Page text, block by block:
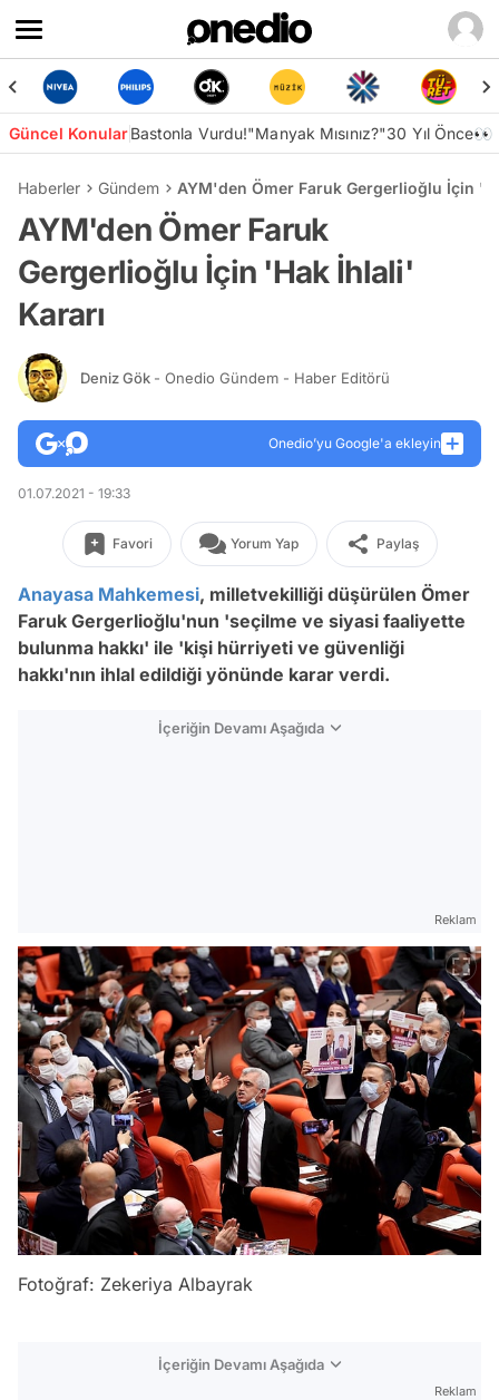
Güncel KonularBastonla Vurdu!"Manyak Mısınız?"30 Yıl Önce👀
Haberler Gündem AYM'den Ömer Faruk Gergerlioğlu İçin
AYM'den Ömer Faruk
Gergerlioğlu İçin 'Hak İhlali'
Kararı
Deniz Gök - Onedio Gündem - Haber Editörü
Onedio’yu Google'a ekleyin
01.07.2021 - 19:33
Favori Yorum Yap Paylaş
Anayasa Mahkemesi, milletvekilliği düşürülen Ömer
Faruk Gergerlioğlu'nun 'seçilme ve siyasi faaliyette
bulunma hakkı' ile 'kişi hürriyeti ve güvenliği
hakkı'nın ihlal edildiği yönünde karar verdi.
İçeriğin Devamı Aşağıda
Reklam
Fotoğraf: Zekeriya Albayrak
İçeriğin Devamı Aşağıda
Reklam